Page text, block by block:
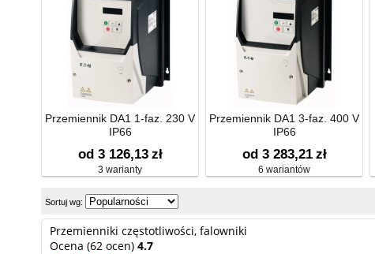
Przemiennik DA1 1-faz. 230 V
IP66
od 3 126,13 zł
3 warianty
Przemiennik DA1 3-faz. 400 V
IP66
od 3 283,21 zł
6 wariantów
Sortuj wg:
Przemienniki częstotliwości, falowniki
Ocena (62 ocen) 4.7